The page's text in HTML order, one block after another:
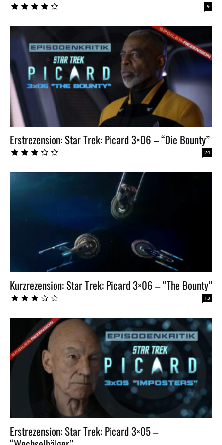
9
Erstrezension: Star Trek: Picard 3×06 – “Die Bounty”
24
Kurzrezension: Star Trek: Picard 3×06 – “The Bounty”
13
Erstrezension: Star Trek: Picard 3×05 –